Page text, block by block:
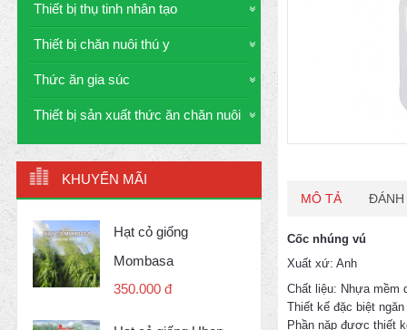
Thiết bị thụ tinh nhân tạo
Thiết bị chăn nuôi thú y
Thức ăn gia súc
Thiết bị sản xuất thức ăn chăn nuôi
KHUYẾN MÃI
Hạt cỏ giống
Mombasa
350.000 đ
MÔ TẢ ĐÁNH
Cốc nhúng vú
Xuất xứ: Anh
Chất liệu: Nhựa mềm
Thiết kế đặc biệt
Phần nặp được thiết